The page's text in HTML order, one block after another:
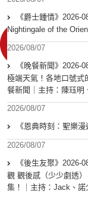
《爵士鍾情》2026-
Nightingale of the
2026/08/07
《晚餐新聞》2026-
極端天氣！各地口號式
餐新聞｜主持：陳珏明
2026/08/07
《恩典時刻：聖樂
2026/08/07
《後生友聚》2026-
觀 觀後感（少少劇透
集！｜主持：Jack、諾